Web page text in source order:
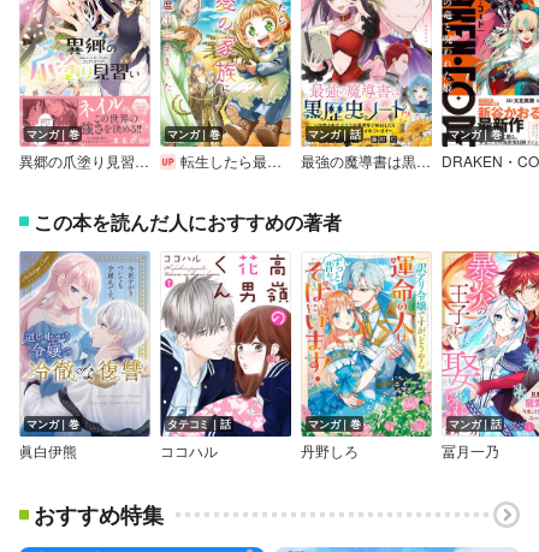
マンガ｜巻
異郷の爪塗り見習い【電子版特典付】
マンガ｜巻
転生したら最愛の家族にもう一度出会えました ～あふれる愛をこの一皿にのせて～【電子書店共通特典イラスト付】
マンガ｜話
最強の魔導書は黒歴史ノート！？～召喚されたオタクが異世界で無双したらなぜか敵将軍から溺愛されています～ 【連載版】
マンガ｜巻
この本を読んだ人におすすめの著者
マンガ｜巻
眞白伊熊
タテコミ｜話
ココハル
マンガ｜巻
丹野しろ
マンガ｜話
冨月一乃
おすすめ特集